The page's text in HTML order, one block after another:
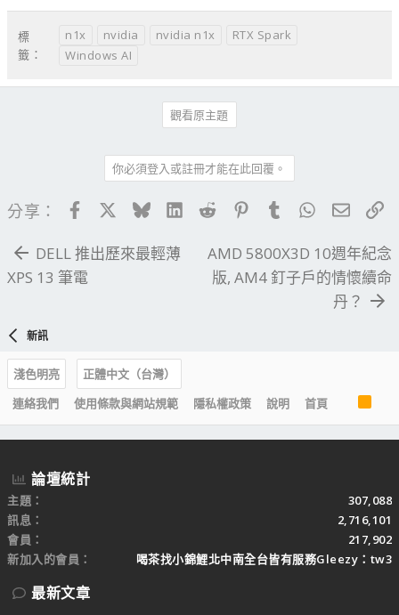
標
籤：
n1x nvidia nvidia n1x
RTX Spark
Windows AI
觀看原主題
你必須登入或註冊才能在此回覆。
分享： FacebookBlueskyLinkedIn
Reddit PinterestTumblrWhatsApp
電子
DELL 推出歷來最輕薄
XPS 13 筆電
AMD 5800X3D 10週年紀念
版, AM4 釘子戶的情懷續命
丹？
新訊
淺色明亮
正體中文（台灣）
連絡我們
使用條款與網站規範 隱私權政策 說明 首頁
R
S
S
論壇統計
主題
307,088
訊息
2,716,101
會員
217,902
新加入的會員
喝茶找小錦鯉北中南全台皆有服務Gleezy：tw3
最新文章